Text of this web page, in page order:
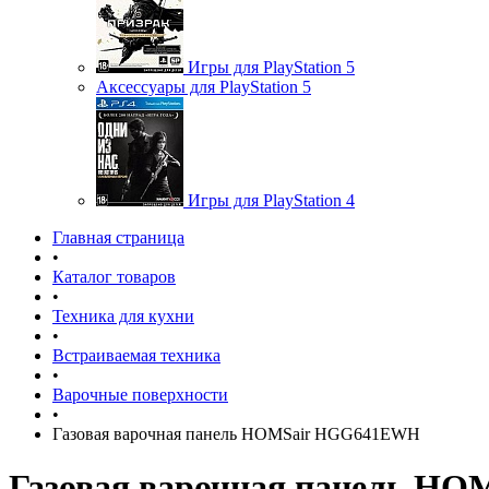
Игры для PlayStation 5
Аксессуары для PlayStation 5
Игры для PlayStation 4
Главная страница
•
Каталог товаров
•
Техника для кухни
•
Встраиваемая техника
•
Варочные поверхности
•
Газовая варочная панель HOMSair HGG641EWH